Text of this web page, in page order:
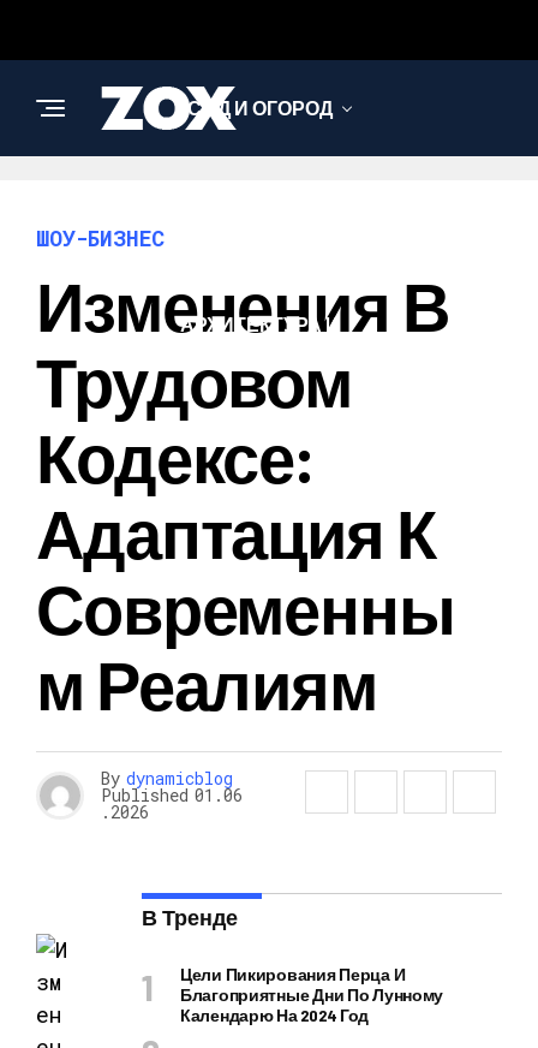
САД И ОГОРОД
АРХИТЕКТУРА И
ШОУ-БИЗНЕС
Изменения В
Трудовом
Кодексе:
Адаптация К
Современны
М Реалиям
By dynamicblog
Published 01.06
.2026
В Тренде
Цели Пикирования Перца И
Благоприятные Дни По Лунному
Календарю На 2024 Год